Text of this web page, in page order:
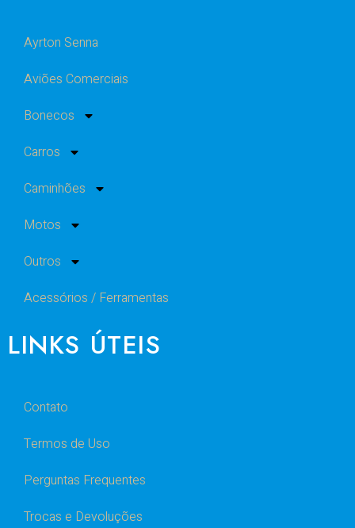
Ayrton Senna
Aviões Comerciais
Bonecos
Carros
Caminhões
Motos
Outros
Acessórios / Ferramentas
LINKS ÚTEIS
Contato
Termos de Uso
Perguntas Frequentes
Trocas e Devoluções